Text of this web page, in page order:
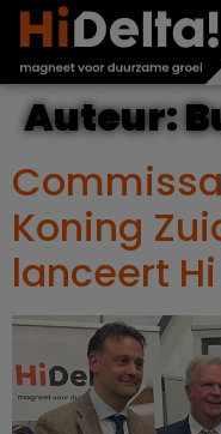
Auteur:
Koning
lanceert